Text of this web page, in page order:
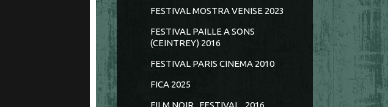
FESTIVAL MOSTRA VENISE 2023
FESTIVAL PAILLE A SONS
(CEINTREY) 2016
FESTIVAL PARIS CINEMA 2010
FICA 2025